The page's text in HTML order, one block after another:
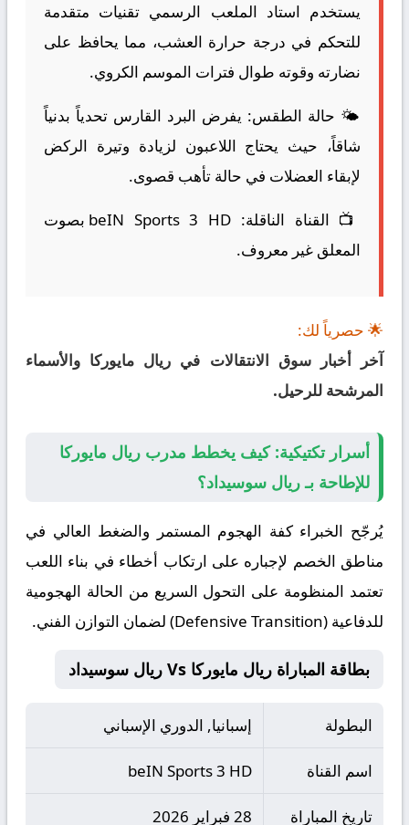
يستخدم استاد الملعب الرسمي تقنيات متقدمة
للتحكم في درجة حرارة العشب، مما يحافظ على
نضارته وقوته طوال فترات الموسم الكروي.
🌤️ حالة الطقس: يفرض البرد القارس تحدياً بدنياً
شاقاً، حيث يحتاج اللاعبون لزيادة وتيرة الركض
لإبقاء العضلات في حالة تأهب قصوى.
📺 القناة الناقلة:
beIN Sports 3 HD بصوت
المعلق غير معروف.
🌟 حصرياً لك:
آخر أخبار سوق الانتقالات في ريال مايوركا والأسماء
المرشحة للرحيل.
أسرار تكتيكية: كيف يخطط مدرب ريال مايوركا
للإطاحة بـ ريال سوسيداد؟
يُرجّح الخبراء كفة الهجوم المستمر والضغط العالي في
مناطق الخصم لإجباره على ارتكاب أخطاء في بناء اللعب
تعتمد المنظومة على التحول السريع من الحالة الهجومية
للدفاعية (Defensive Transition) لضمان التوازن الفني.
بطاقة المباراة ريال مايوركا Vs ريال سوسيداد
البطولة إسبانيا, الدوري الإسباني
اسم القناة beIN Sports 3 HD
تاريخ المباراة 28 فبراير 2026